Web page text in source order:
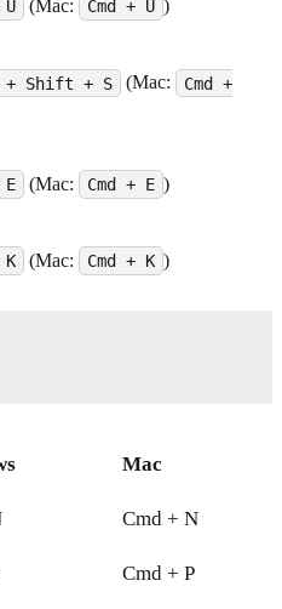
(Mac: Cmd + U )
Shift + S (Mac:
Cmd +
(Mac: Cmd + E )
(Mac: Cmd + K )
Mac
Cmd + N
Cmd + P